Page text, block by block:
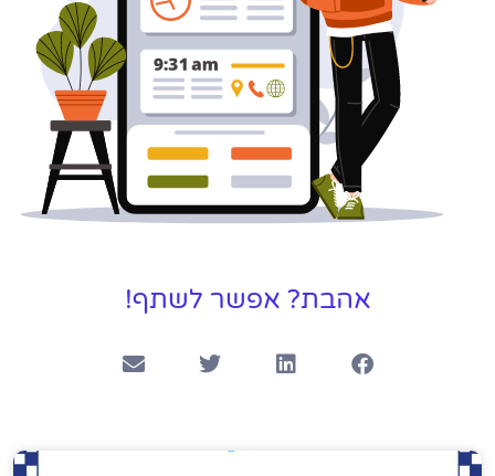
אהבת? אפשר לשתף!